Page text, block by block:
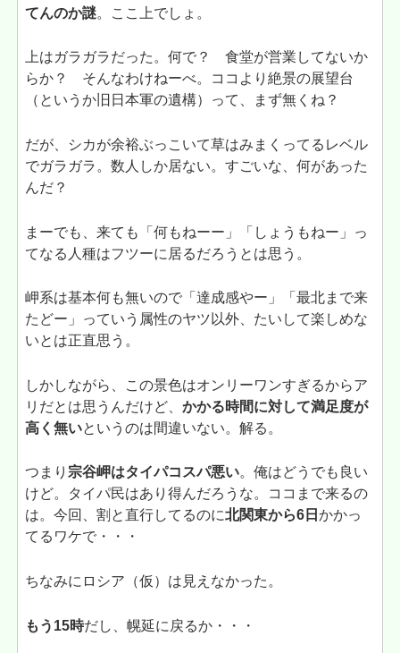
てんのか謎。ここ上でしょ。
上はガラガラだった。何で？ 食堂が営業してないか
らか？ そんなわけねーべ。ココより絶景の展望台
（というか旧日本軍の遺構）って、まず無くね？
だが、シカが余裕ぶっこいて草はみまくってるレベル
でガラガラ。数人しか居ない。すごいな、何があった
んだ？
まーでも、来ても「何もねーー」「しょうもねー」っ
てなる人種はフツーに居るだろうとは思う。
岬系は基本何も無いので「達成感やー」「最北まで来
たどー」っていう属性のヤツ以外、たいして楽しめな
いとは正直思う。
しかしながら、この景色はオンリーワンすぎるからア
リだとは思うんだけど、かかる時間に対して満足度が
高く無いというのは間違いない。解る。
つまり 宗谷岬はタイパコスパ悪い。俺はどうでも良い
けど。タイパ民はあり得んだろうな。ココまで来るの
は。今回、割と直行してるのに北関東から6日かかっ
てるワケで・・・
ちなみにロシア（仮）は見えなかった。
もう15時だし、幌延に戻るか・・・